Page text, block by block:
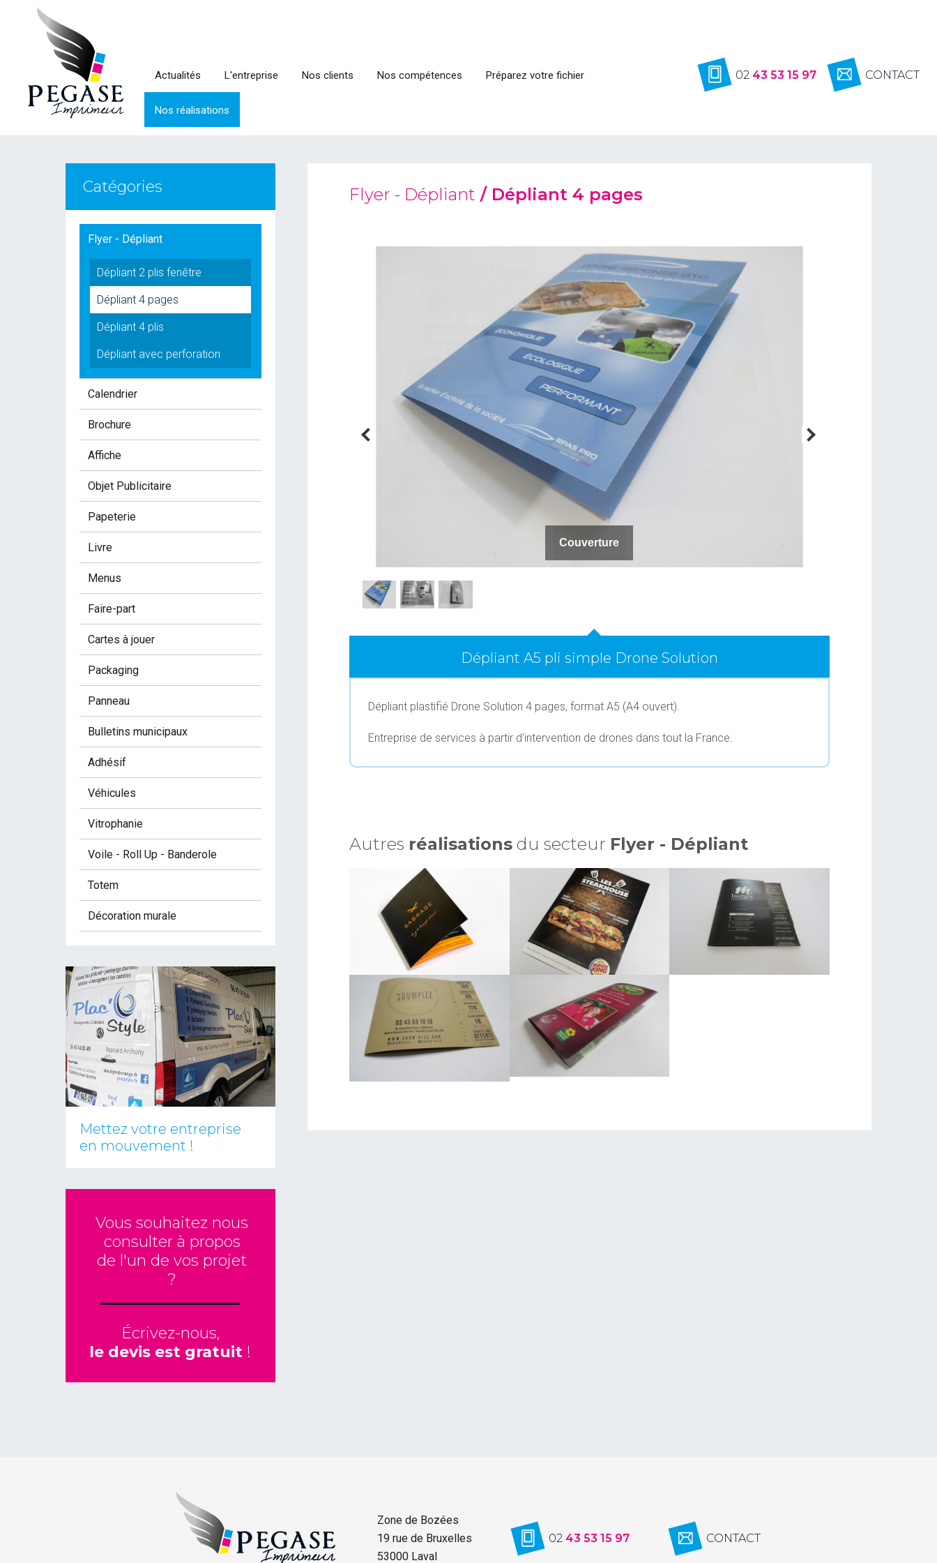
Actualités L'entreprise Nos clients Nos compétences Préparez votre fichier
Nos réalisations
02 43 53 15 97 CONTACT
Flyer - Dépliant / Dépliant 4 pages
Couverture
Intérieur
Dépliant A5 pli simple Drone Solution
Dépliant plastifié Drone Solution 4 pages, format A5 (A4 ouvert).
Entreprise de services à partir d'intervention de drones dans tout la France.
Autres réalisationsdu secteur Flyer - Dépliant
Catégories
Flyer - Dépliant
Dépliant 2 plis fenêtre
Dépliant 4 pages
Dépliant 4 plis
Dépliant avec perforation
Calendrier
Brochure
Affiche
Objet Publicitaire
Papeterie
Livre
Menus
Faire-part
Cartes à jouer
Packaging
Panneau
Bulletins municipaux
Adhésif
Véhicules
Vitrophanie
Voile - Roll Up - Banderole
Totem
Décoration murale
Mettez votre entreprise
en mouvement !
Vous souhaitez nous
consulter à propos
de l'un de vos projet
?
Écrivez-nous,
le devis est gratuit !
Zone de Bozées
19 rue de Bruxelles
53000 Laval
02 43 53 15 97 CONTACT